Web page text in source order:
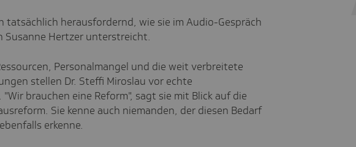
tatsächlich herausfordernd, wie sie im Audio-Gespräch
Susanne Hertzer unterstreicht.
Personalmangel und die weit verbreitete
stellen Dr. Steffi Miroslau vor echte
brauchen eine Reform", sagt sie mit Blick auf die
Sie kenne auch niemanden, der diesen Bedarf
erkenne.